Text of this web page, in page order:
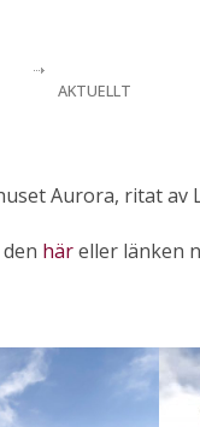
AKTUELLT
Aurora, ritat av
häreller länken